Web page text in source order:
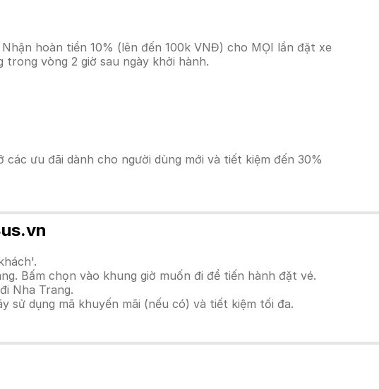
hoàn tiền 10% (lên đến 100k VNĐ) cho MỌI lần đặt xe
trong vòng 2 giờ sau ngày khởi hành.
ưu đãi dành cho người dùng mới và tiết kiệm đến 30%
Bấm chọn vào khung giờ muốn đi để tiến hành đặt vé.
Nha Trang.
dụng mã khuyến mãi (nếu có) và tiết kiệm tối đa.